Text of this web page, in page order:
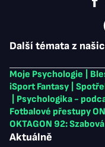
Další témata z
Moje Psychologie
iSport Fantasy
Psychologika -
Fotbalové přestupy
OKTAGON 92:
Aktuálně